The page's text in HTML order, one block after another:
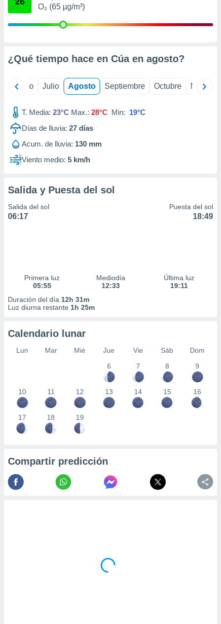
publicidad
publicidad
1199
O₃ (65 µg/m³)
¿Qué tiempo hace en Cúa en agosto?
Junio Julio Agosto Septiembre Octubre
T. Media: 23°C Max.: 28°C Min: 19°C
Días de lluvia: 27 días
Acum. de lluvia: 130 mm
Viento medio: 5 km/h
Salida y Puesta del sol
Salida del sol
06:17
Puesta del sol
18:49
Primera luz
05:55
Mediodía
12:33
Última luz
19:11
Duración del día 12h 31m
Luz diurna restante 1h 25m
Calendario lunar
Lun Mar Mié Jue Vie Sáb
Dom
6
7 8 9
10 11 12 13 14 15 16
17 18 19
Compartir predicción